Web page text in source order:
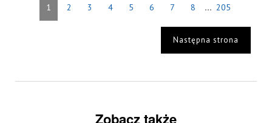
1 2 3 4 5 6 7 8 ... 205
Następna strona
Zobacz także